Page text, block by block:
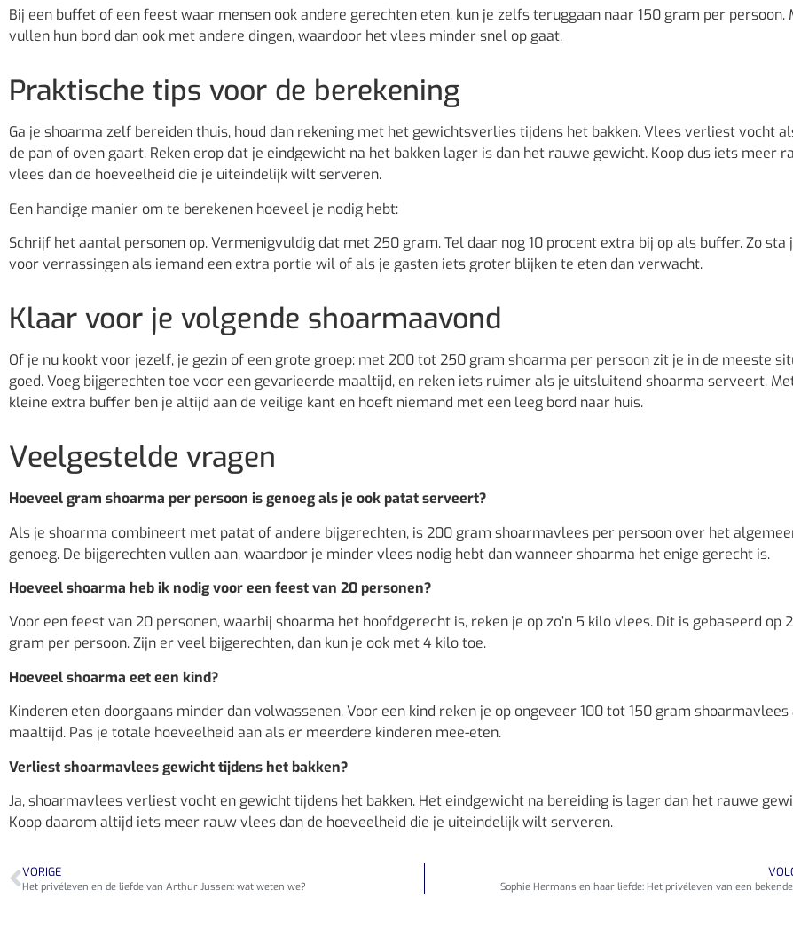
Bij een buffet of een feest waar mensen ook andere gerechten eten, kun je zelfs teruggaan naar 150 gram per persoon.
vullen hun bord dan ook met andere dingen, waardoor het vlees minder snel op gaat.
Praktische tips voor de berekening
Ga je shoarma zelf bereiden thuis, houd dan rekening met het gewichtsverlies tijdens het bakken. Vlees verliest vocht
de pan of oven gaart. Reken erop dat je eindgewicht na het bakken lager is dan het rauwe gewicht. Koop dus iets meer
vlees dan de hoeveelheid die je uiteindelijk wilt serveren.
Een handige manier om te berekenen hoeveel je nodig hebt:
Schrijf het aantal personen op. Vermenigvuldig dat met 250 gram. Tel daar nog 10 procent extra bij op als buffer. Zo sta
voor verrassingen als iemand een extra portie wil of als je gasten iets groter blijken te eten dan verwacht.
Klaar voor je volgende shoarmaavond
Of je nu kookt voor jezelf, je gezin of een grote groep: met 200 tot 250 gram shoarma per persoon zit je in de meeste
goed. Voeg bijgerechten toe voor een gevarieerde maaltijd, en reken iets ruimer als je uitsluitend shoarma serveert.
kleine extra buffer ben je altijd aan de veilige kant en hoeft niemand met een leeg bord naar huis.
Veelgestelde vragen
Hoeveel gram shoarma per persoon is genoeg als je ook patat serveert?
Als je shoarma combineert met patat of andere bijgerechten, is 200 gram shoarmavlees per persoon over het
genoeg. De bijgerechten vullen aan, waardoor je minder vlees nodig hebt dan wanneer shoarma het enige gerecht is.
Hoeveel shoarma heb ik nodig voor een feest van 20 personen?
Voor een feest van 20 personen, waarbij shoarma het hoofdgerecht is, reken je op zo’n 5 kilo vlees. Dit is gebaseerd op
gram per persoon. Zijn er veel bijgerechten, dan kun je ook met 4 kilo toe.
Hoeveel shoarma eet een kind?
Kinderen eten doorgaans minder dan volwassenen. Voor een kind reken je op ongeveer 100 tot 150 gram shoarmavlees
maaltijd. Pas je totale hoeveelheid aan als er meerdere kinderen mee-eten.
Verliest shoarmavlees gewicht tijdens het bakken?
Ja, shoarmavlees verliest vocht en gewicht tijdens het bakken. Het eindgewicht na bereiding is lager dan het rauwe
Koop daarom altijd iets meer rauw vlees dan de hoeveelheid die je uiteindelijk wilt serveren.
VORIGE
Het privéleven en de liefde van Arthur Jussen: wat weten we? Sophie Hermans en haar liefde: Het privéleven van een